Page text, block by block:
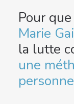
Pour
Marie
la lutte
une